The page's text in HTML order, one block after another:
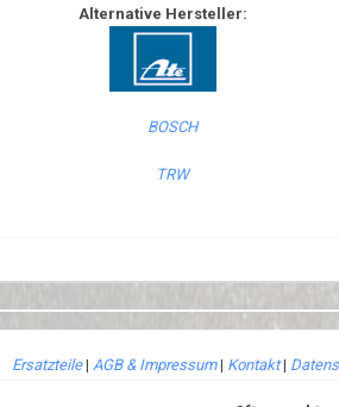
Alternative Hersteller:
Ersatzteile| AGB & Impressum| Kontakt|